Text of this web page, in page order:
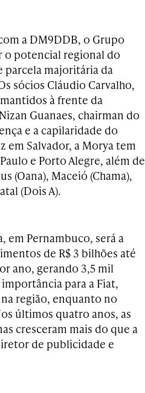
a DM9DDB, o Grupo
o potencial regional do
parcela majoritária da
sócios Cláudio Carvalho,
à frente da
Guanaes, chairman do
e a capilaridade do
em Salvador, a Morya tem
e Porto Alegre, além de
(Oana), Maceió (Chama),
(Dois A).
em Pernambuco, será a
de R$ 3 bilhões até
ano, gerando 3,5 mil
para a Fiat,
região, enquanto no
últimos quatro anos, as
cresceram mais do que a
de publicidade e